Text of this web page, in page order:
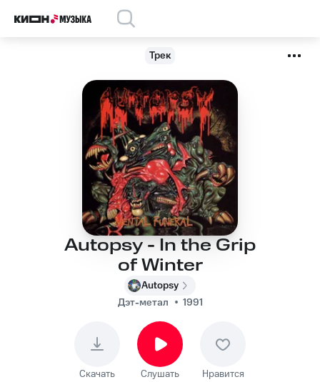
Трек
Autopsy - In the Grip
of Winter
Autopsy
Дэт-метал
1991
Скачать Слушать Нравится